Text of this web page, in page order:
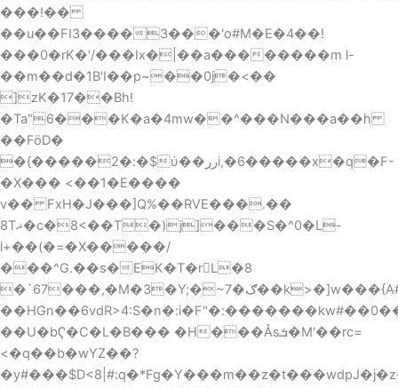
���!��
��u��FI3����3���'o#M�E�4��!
���0�rK�'/���Ix�|��a��������m l-
��m��d�1B'I��p~��0j�<��
]zK�17��Bh!
�Ta"6���K�a�4mw��^���N���a��h
��FöD�
�{�����2�:�$ύ��ررi,�6�����x�q�F-
�X��� <��1�E����
v�� FxH�J���]Q%��RVE���.��
8Tޣ�c�8<��T�)j]���S�^0�L-
l+��(�=�X�����/
���^G.��s�EK�T�rL�8
�`67���,�M�3�Y;�~7�ګ��k>�]w���{A#��#l��dմ�����ԢΪ�� :��f�/x�i2��d�p�uQN+g80������B�u\O3$e�#Bj}
��HGn��6vdR>4:S�n�:i�F"�
��U�bҀ�C�L�B��� �H���Åsܭ�M'��rc=
<�q��b�wYZ��?
�y#���$D<8|#: